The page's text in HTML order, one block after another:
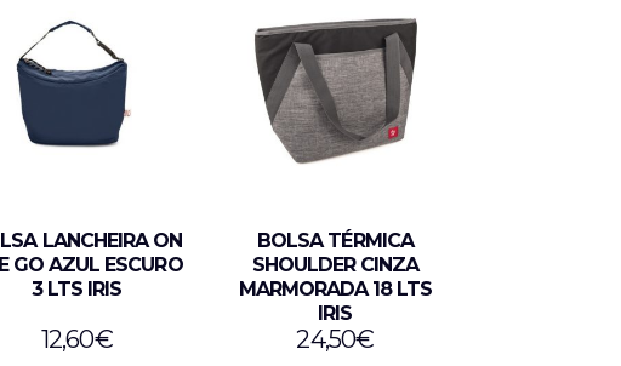
LANCHEIRA ON
GO AZUL ESCURO
3 LTS IRIS
12,60€
BOLSA TÉRMICA
SHOULDER CINZA
MARMORADA 18 LTS
IRIS
24,50€